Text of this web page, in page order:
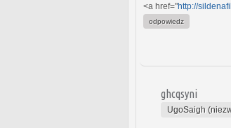
<a href="http://
odpowiedz
ghcqsyni
UgoSaigh